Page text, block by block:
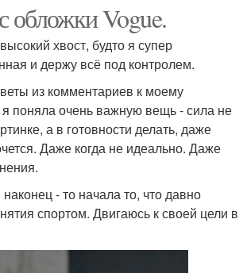
обложки Vogue.
хвост, будто я супер
и держу всё под контролем.
из комментариев к моему
поняла очень важную вещь - сила не
а в готовности делать, даже
Даже когда не идеально. Даже
- то начала то, что давно
спортом. Двигаюсь к своей цели в